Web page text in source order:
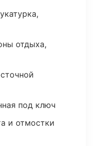
отдыха,
под ключ
и отмостки